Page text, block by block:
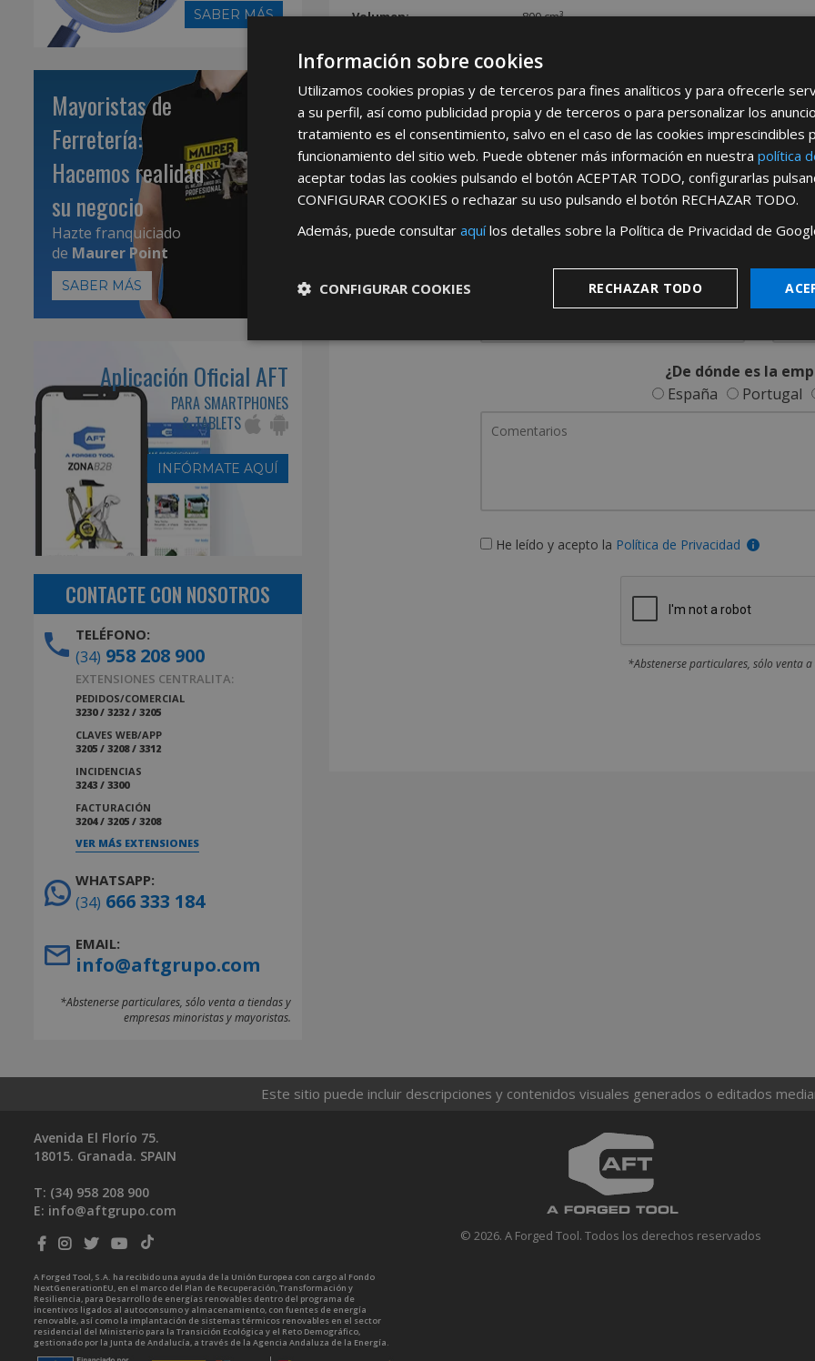
Volumen:
800 cm³
REGÍSTRATE PARA HACERTE
Desdeaquípodrá ver todas las
Rellene este formulario y nos pondremos en
¿De dónde es la
España
Portugal
He leído y acepto la Política de Privacidad
*Abstenerse particulares, sólo venta
SABER MÁS
Mayoristas de
Ferretería:
Hacemos realidad
su negocio
Hazte franquiciado
de Maurer Point
SABER MÁS
Aplicación Oficial AFT
PARA SMARTPHONES
& TABLETS
INFÓRMATE AQUÍ
CONTACTE CON NOSOTROS
TELÉFONO:
(34) 958 208 900
EXTENSIONES CENTRALITA:
PEDIDOS/COMERCIAL
3230 / 3232 / 3205
CLAVES WEB/APP
3205 / 3208 / 3312
INCIDENCIAS
3243 / 3300
FACTURACIÓN
3204 / 3205 / 3208
VER MÁS EXTENSIONES
WHATSAPP:
(34) 666 333 184
EMAIL:
info@aftgrupo.com
*Abstenerse particulares, sólo venta a tiendas y
empresas minoristas y mayoristas.
Este sitio puede incluir descripciones y contenidos visuales generados o editados
© 2026. A Forged Tool. Todos los derechos reservados
Avenida El Florío 75.
18015. Granada. SPAIN
T: (34) 958 208 900
E: info@aftgrupo.com
A Forged Tool, S.A. ha recibido una ayuda de la Unión Europea con cargo al Fondo
NextGenerationEU, en el marco del Plan de Recuperación, Transformación y
Resiliencia, para Desarrollo de energías renovables dentro del programa de
incentivos ligados al autoconsumo y almacenamiento, con fuentes de energía
renovable, así como la implantación de sistemas térmicos renovables en el sector
residencial del Ministerio para la Transición Ecológica y el Reto Demográfico,
gestionado por la Junta de Andalucía, a través de la Agencia Andaluza de la Energía.
Información sobre cookies
Utilizamos cookies propias y de terceros para fines analíticos y para ofrecerle
a su perfil, así como publicidad propia y de terceros o para personalizar los
tratamiento es el consentimiento, salvo en el caso de las cookies imprescindibles
funcionamiento del sitio web. Puede obtener más información en nuestra política
aceptar todas las cookies pulsando el botón ACEPTAR TODO, configurarlas
CONFIGURAR COOKIES o rechazar su uso pulsando el botón RECHAZAR TODO.
Además, puede consultar aquílos detalles sobre la Política de Privacidad de
RECHAZAR TODO
CONFIGURAR COOKIES